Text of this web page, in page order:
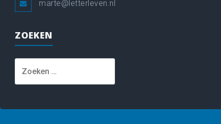
marte@letterleven.nl
ZOEKEN
naar: